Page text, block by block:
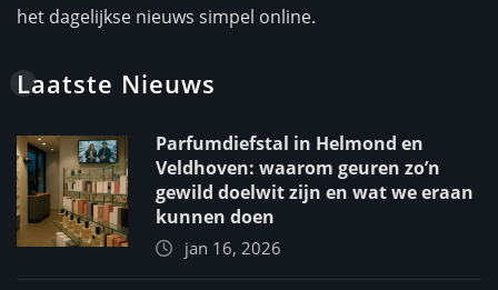
het dagelijkse nieuws simpel online.
Laatste Nieuws
Parfumdiefstal in Helmond en
Veldhoven: waarom geuren zo’n
gewild doelwit zijn en wat we eraan
kunnen doen
jan 16, 2026